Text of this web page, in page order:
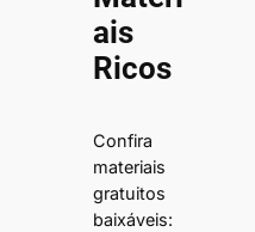
ais
Ricos
Confira
materiais
gratuitos
baixáveis: